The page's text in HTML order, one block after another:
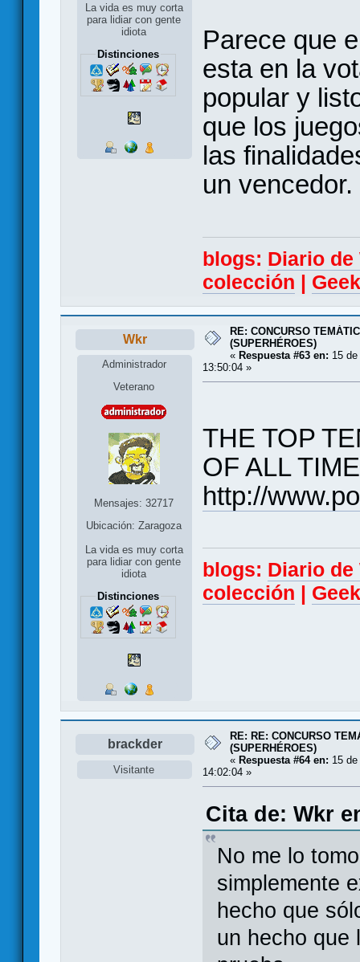
La vida es muy corta
para lidiar con gente
idiota
Distinciones
Parece que
esta en la
popular y
que los
las
un vencedor.
blogs: Diario
colección
Wkr
Administrador
Veterano
Mensajes: 32717
Ubicación: Zaragoza
La vida es muy corta
para lidiar con gente
idiota
Distinciones
RE: CONCURSO
(SUPERHÉROES)
« Respuesta #63 en: 15
13:50:04 »
THE TOP
OF ALL TIME
http://
blogs: Diario
colección
brackder
Visitante
RE: RE: CONCURSO
(SUPERHÉROES)
« Respuesta #64 en: 15
14:02:04 »
Cita de: Wkr
No me lo
simplemente
hecho que
un hecho que